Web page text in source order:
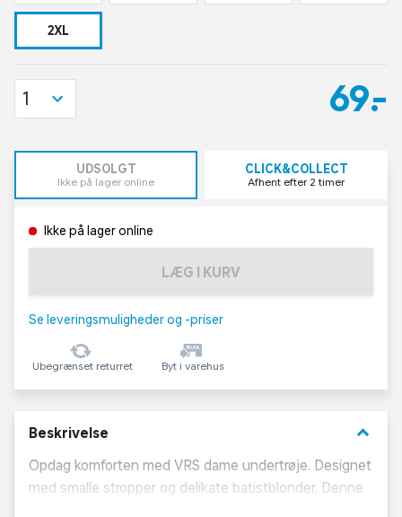
2XL
69,-
1
UDSOLGT
Ikke på lager online
CLICK&COLLECT
Afhent efter 2 timer
Ikke på lager online
LÆG I KURV
Se leveringsmuligheder og -priser
Ubegrænset returret Byt i varehus
Beskrivelse keyboard_arrow_down
Opdag komforten med VRS dame undertrøje. Designet
med smalle stropper og delikate batistblonder. Denne